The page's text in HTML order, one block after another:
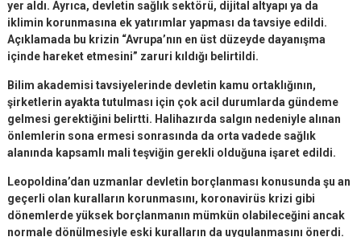
yer aldı. Ayrıca, devletin sağlık sektörü, dijital altyapı ya da
iklimin korunmasına ek yatırımlar yapması da tavsiye edildi.
Açıklamada bu krizin “Avrupa’nın en üst düzeyde dayanışma
içinde hareket etmesini” zaruri kıldığı belirtildi.
Bilim akademisi tavsiyelerinde devletin kamu ortaklığının,
şirketlerin ayakta tutulması için çok acil durumlarda gündeme
gelmesi gerektiğini belirtti. Halihazırda salgın nedeniyle alınan
önlemlerin sona ermesi sonrasında da orta vadede sağlık
alanında kapsamlı mali teşviğin gerekli olduğuna işaret edildi.
Leopoldina’dan uzmanlar devletin borçlanması konusunda şu an
geçerli olan kuralların korunmasını, koronavirüs krizi gibi
dönemlerde yüksek borçlanmanın mümkün olabileceğini ancak
normale dönülmesiyle eski kuralların da uygulanmasını önerdi.